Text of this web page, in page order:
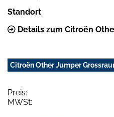
Standort
Details zum Citroën
Citroën Other Jumper
Preis:
MWSt: